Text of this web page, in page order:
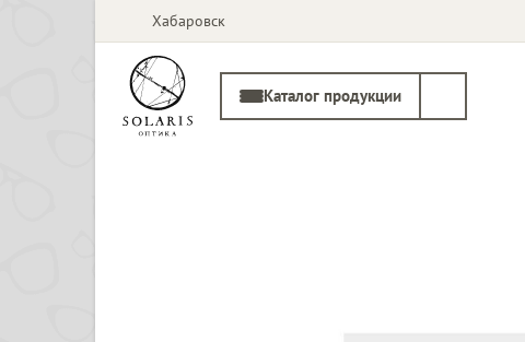
Хабаровск
Каталог продукции